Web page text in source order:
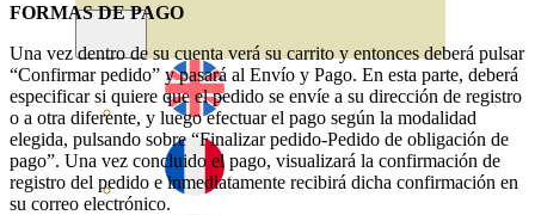
FORMAS DE PAGO
Una vez dentro de su cuenta verá su carrito y entonces deberá pulsar
“Confirmar pedido” y pasará al Envío y Pago. En esta parte, deberá
especificar si quiere que el pedido se envíe a su dirección de registro
o a otra diferente, y luego efectuar el pago según la modalidad
elegida, pulsando sobre “Finalizar pedido-Pedido de obligación de
pago”. Una vez concluido el pago, visualizará la confirmación de
registro del pedido e inmediatamente recibirá dicha confirmación en
su correo electrónico.